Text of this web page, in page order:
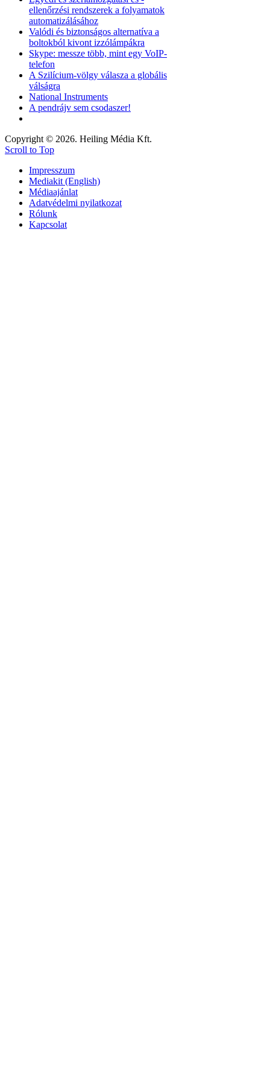
ellenőrzési rendszerek a folyamatok
automatizálásához
Valódi és biztonságos alternatíva a
boltokból kivont izzólámpákra
Skype: messze több, mint egy VoIP-
telefon
A Szilícium-völgy válasza a globális
válságra
National Instruments
A pendrájv sem csodaszer!
Copyright © 2026. Heiling Média Kft.
Scroll to Top
Impresszum
Mediakit (English)
Médiaajánlat
Adatvédelmi nyilatkozat
Rólunk
Kapcsolat